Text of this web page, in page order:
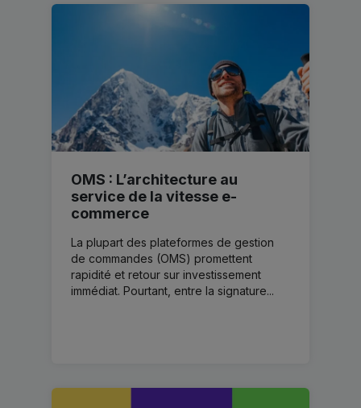
OMS : L’architecture au
service de la vitesse e-
commerce
La plupart des plateformes de gestion
de commandes (OMS) promettent
rapidité et retour sur investissement
immédiat. Pourtant, entre la signature...